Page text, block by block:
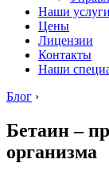
Наши услуги
Цены
Лицензии
Контакты
Наши
Блог ›
Бетаин –
организма